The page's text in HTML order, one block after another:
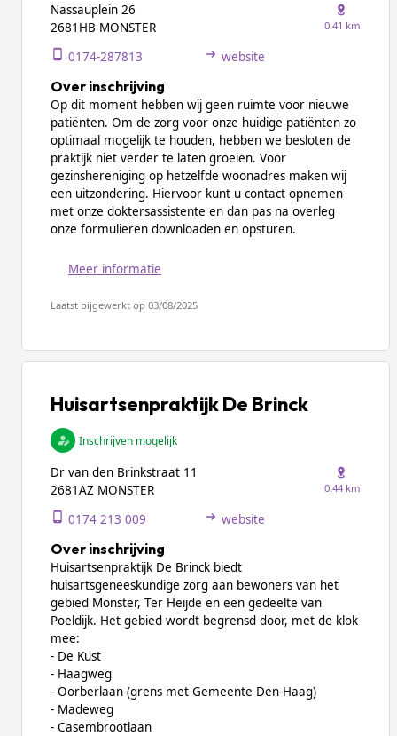
Nassauplein 26
2681HB MONSTER
0.41 km
0174-287813 website
Over inschrijving
Op dit moment hebben wij geen ruimte voor nieuwe
patiënten. Om de zorg voor onze huidige patiënten zo
optimaal mogelijk te houden, hebben we besloten de
praktijk niet verder te laten groeien. Voor
gezinshereniging op hetzelfde woonadres maken wij
een uitzondering. Hiervoor kunt u contact opnemen
met onze doktersassistente en dan pas na overleg
onze formulieren downloaden en opsturen.
Meer informatie
Laatst bijgewerkt op 03/08/2025
Huisartsenpraktijk De Brinck
Inschrijven mogelijk
Dr van den Brinkstraat 11
2681AZ MONSTER
0.44 km
0174 213 009 website
Over inschrijving
Huisartsenpraktijk De Brinck biedt
huisartsgeneeskundige zorg aan bewoners van het
gebied Monster, Ter Heijde en een gedeelte van
Poeldijk. Het gebied wordt begrensd door, met de klok
mee:
- De Kust
- Haagweg
- Oorberlaan (grens met Gemeente Den-Haag)
- Madeweg
- Casembrootlaan